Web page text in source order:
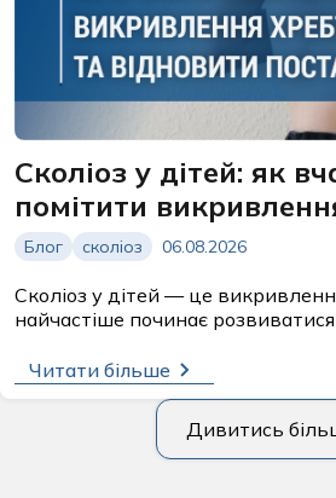
Дивитись
Сколіоз у дітей: як
помітити
відновити поставу
Блог сколіоз 06.08.2026
Сколіоз у дітей — це
найчастіше починає
загальне самопочуття дитини.
Читати більше